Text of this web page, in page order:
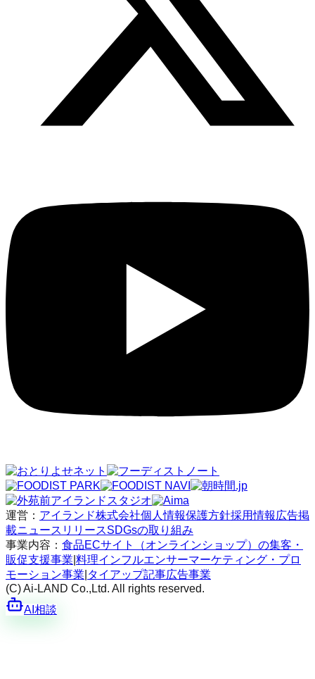
運営： アイランド株式会社個人情報保護方針採用情報 広告掲
載ニュースリリースSDGsの取り組み
事業内容： 食品ECサイト（オンラインショップ）の集客・
販促支援事業 料理インフルエンサーマーケティング・プロ
モーション事業 タイアップ記事広告事業
(C) Ai-LAND Co.,Ltd. All rights reserved.
AI相談